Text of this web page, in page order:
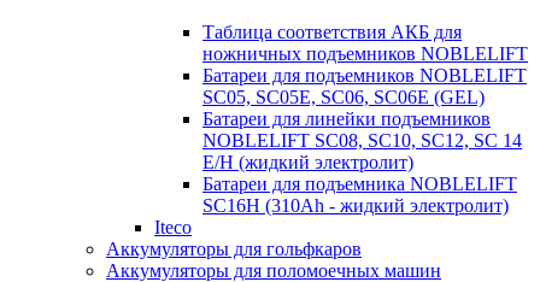
Таблица соответствия АКБ для
ножничных подъемников NOBLELIFT
Батареи для подъемников NOBLELIFT
SC05, SC05E, SC06, SC06E (GEL)
Батареи для линейки подъемников
NOBLELIFT SC08, SC10, SC12, SC 14
E/H (жидкий электролит)
Батареи для подъемника NOBLELIFT
SC16H (310Ah - жидкий электролит)
Iteco
Аккумуляторы для гольфкаров
Аккумуляторы для поломоечных машин